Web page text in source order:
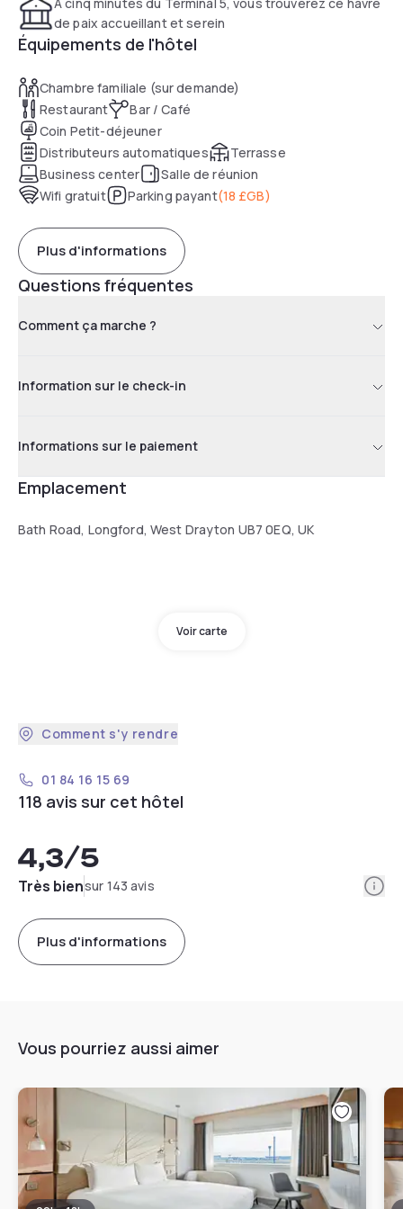
de paix accueillant et serein
Équipements de l'hôtel
Chambre familiale (sur demande)
Restaurant
Bar / Café
Coin Petit-déjeuner
Distributeurs automatiques
Terrasse
Business center
Salle de réunion
Wifi gratuit
Parking payant(18 £GB)
Plus d'informations
Questions fréquentes
Comment ça marche ?
Information sur le check-in
Informations sur le paiement
Emplacement
Bath Road, Longford, West Drayton UB7 0EQ, UK
Voir carte
Comment s'y rendre
01 84 16 15 69
118 avis sur cet hôtel
4,3/5
Très biensur 143 avis
Plus d'informations
Vous pourriez aussi aimer